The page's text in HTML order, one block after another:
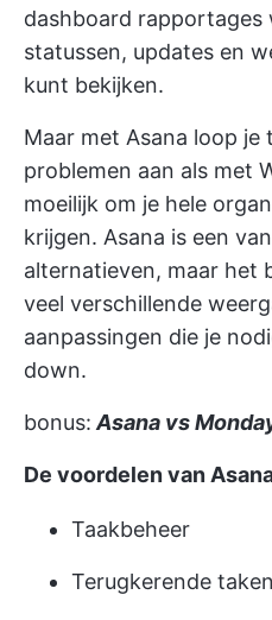
dashboard rapportages
statussen, updates en
kunt bekijken.
Maar met Asana loop je
problemen aan als met
moeilijk om je hele
krijgen. Asana is een
alternatieven, maar het
veel verschillende
aanpassingen die je
down.
bonus: Asana vs
De voordelen van
Taakbeheer
Terugkerende taken